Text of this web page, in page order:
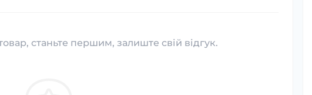
станьте першим, залиште свій відгук.